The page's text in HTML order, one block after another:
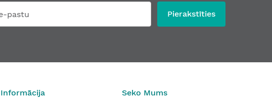
Pierakstīties
Informācija Seko Mums